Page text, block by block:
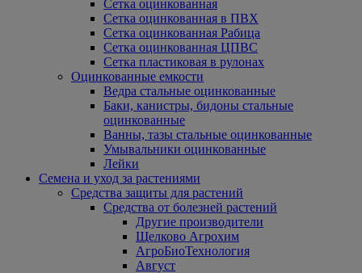
Сетка оцинкованная
Сетка оцинкованная в ПВХ
Сетка оцинкованная Рабица
Сетка оцинкованная ЦПВС
Сетка пластиковая в рулонах
Оцинкованные емкости
Ведра стальные оцинкованные
Баки, канистры, бидоны стальные
оцинкованные
Ванны, тазы стальные оцинкованные
Умывальники оцинкованные
Лейки
Семена и уход за растениями
Средства защиты для растений
Средства от болезней растений
Другие производители
Щелково Агрохим
АгроБиоТехнология
Август